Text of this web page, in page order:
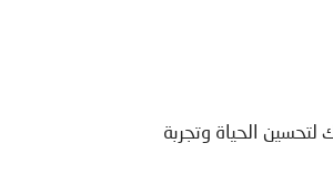
الحياة وتجربة